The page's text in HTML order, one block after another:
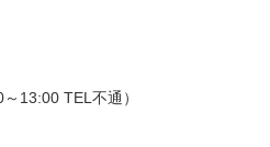
13:00 TEL不通）